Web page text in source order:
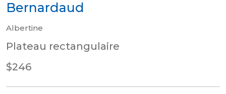
Bernardaud
Albertine
Plateau rectangulaire
$246